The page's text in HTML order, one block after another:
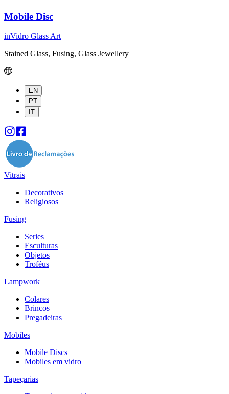
Mobile Disc
inVidro Glass Art
Stained Glass, Fusing, Glass Jewellery
EN
PT
IT
Vitrais
Decorativos
Religiosos
Fusing
Series
Esculturas
Objetos
Troféus
Lampwork
Colares
Brincos
Pregadeiras
Mobiles
Mobile Discs
Mobiles em vidro
Tapeçarias